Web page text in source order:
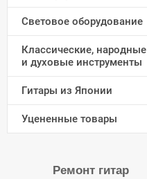
Световое оборудование
Классические, народные
и духовые инструменты
Гитары из Японии
Уцененные товары
Ремонт гитар